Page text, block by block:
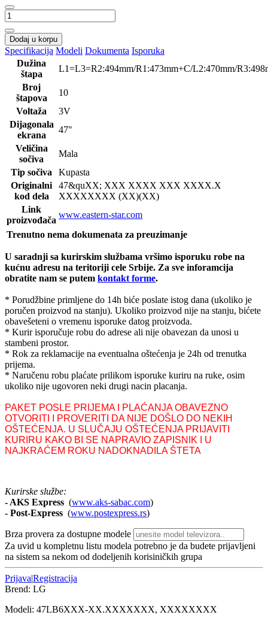
Dodaj u korpu
Specifikacija Modeli Dokumenta Isporuka
Dužina
štapa
L1=L3=R2:494mm/R1:473mm+C/L2:470mm/
Broj
štapova
10
Voltaža
3V
Dijagonala
ekrana
47"
Veličina
sočiva
Mala
Tip sočiva
Kupasta
Originalni
kod dela
47&quXX; XXX XXXX XXX XXXX.X
XXXXXXXX (XX)(XX)
Link
proizvođača
www.eastern-star.com
Trenutno nema dokumenata za preuzimanje
U saradnji sa kurirskim službama vršimo isporuku robe na
kućnu adresu na teritoriji cele Srbije. Za sve inforamcija
obratite nam se putem kontakt forme.
* Porudžbine primljene do 14h biće poslate istog dana (ukoliko je
poručen proizvod na stanju). Ukoliko proizvod nije na stanju, bićete
obavešeteni o vremenu isporuke datog proizvoda.
* Kurir isporučuje robu do adrese ali nije obavezan da unosi u
stambeni prostor.
* Rok za reklamacije na eventualna oštećenja je 24h od trenutka
prijema.
* Naručenu robu plaćate prilikom isporuke kuriru na ruke, osim
ukoliko nije ugovoren neki drugi nacin placanja.
PAKET POSLE PRIJEMA I PLAĆANJA OBAVEZNO
OTVORITI I PROVERITI DA NIJE DOŠLO DO NEKIH
OŠTEĆENJA. U SLUČAJU OŠTEĆENJA PRIJAVITI
KURIRU KAKO BI SE NAPRAVIO ZAPISNIK I U
NAJKRAĆEM ROKU NADOKNADILA ŠTETA
Kurirske službe:
- AKS Express (www.aks-sabac.com)
- Post-Express (www.postexpress.rs)
Brza provera za dostupne modele
Za uvid u kompletnu listu modela potrebno je da budete prijavljeni
na sistem sa nekom od dodeljenih korisiničkih grupa
Prijava|Registracija
Brend: LG
Modeli: 47LB6XXX-XX.XXXXXXX, XXXXXXXX